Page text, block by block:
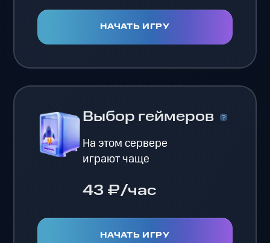
НАЧАТЬ ИГРУ
Выбор геймеров
На этом сервере
играют чаще
43 ₽/час
НАЧАТЬ ИГРУ